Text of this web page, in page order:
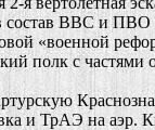
ВВС и ПВО
«военной
полк с
и ТрАЭ на аэр.